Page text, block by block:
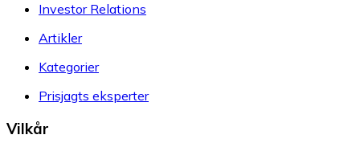
Investor Relations
Artikler
Kategorier
Prisjagts eksperter
Vilkår